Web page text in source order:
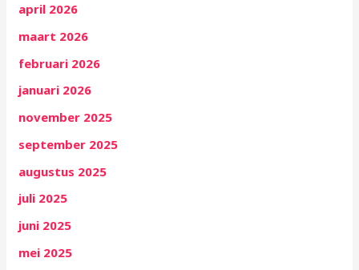
april 2026
maart 2026
februari 2026
januari 2026
november 2025
september 2025
augustus 2025
juli 2025
juni 2025
mei 2025